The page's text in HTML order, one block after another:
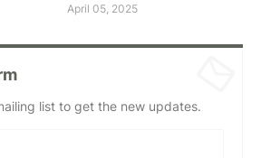
April 05, 2025
list to get the new updates.